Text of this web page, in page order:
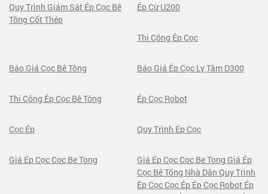
Quy Trình Giám Sát Ép Cọc Bê
Tông Cốt Thép
Ép Cừ U200
Thi Công Ép Cọc
Báo Giá Cọc Bê Tông Báo Giá Ép Cọc Ly Tâm D300
Thi Công Ép Cọc Bê Tông Ép Cọc Robot
Cọc Ép Quy Trình Ép Cọc
Giá Ép Cọc Coc Be Tong
Giá Ép Cọc Coc Be Tong Giá Ép
Cọc Bê Tông Nhà Dân Quy Trình
Ép Cọc Cọc Ép Ép Cọc Robot Ép